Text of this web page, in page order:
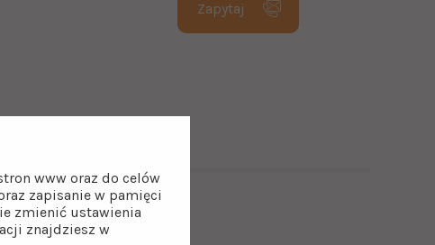
Zapytaj
www oraz do celów
zapisanie w pamięci
zmienić ustawienia
znajdziesz w